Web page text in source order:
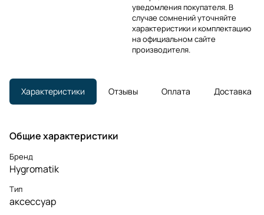
уведомления покупателя. В
случае сомнений уточняйте
характеристики и комплектацию
на официальном сайте
производителя.
Характеристики Отзывы Оплата Доставка
Общие характеристики
Бренд
Hygromatik
Тип
аксессуар